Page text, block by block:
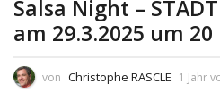
Salsa Night –
am 29.3.2025 um 20
von Christophe RASCLE 1 Jahr